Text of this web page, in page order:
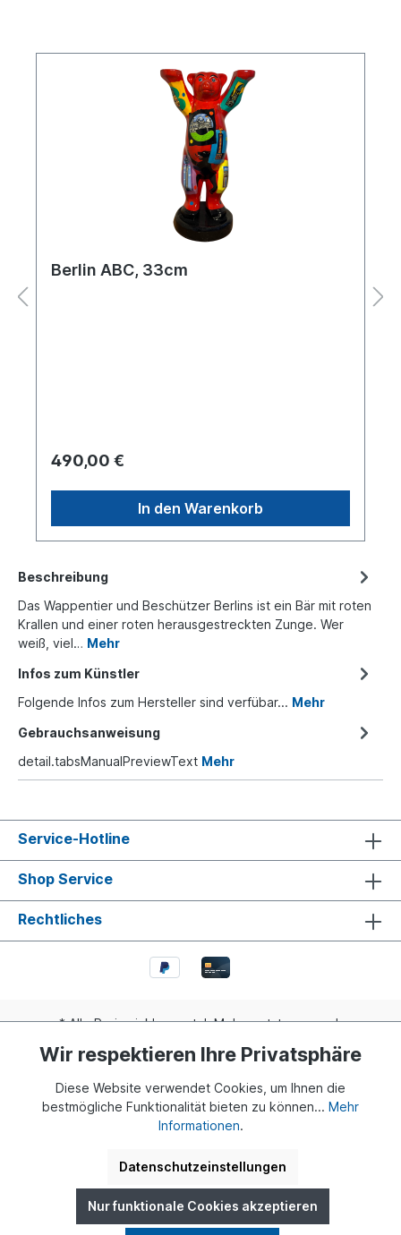
Berlin ABC, 33cm
490,00 €
In den Warenkorb
Beschreibung
Das Wappentier und Beschützer Berlins ist ein Bär mit roten
Krallen und einer roten herausgestreckten Zunge. Wer
weiß, viel… Mehr
Infos zum Künstler
Folgende Infos zum Hersteller sind verfübar... Mehr
Gebrauchsanweisung
detail.tabsManualPreviewText Mehr
Service-Hotline
Shop Service
Rechtliches
* Alle Preise inkl. gesetzl. Mehrwertsteuer zzgl.
anders angegeben.
Realisiert mit Shopware
© 2024 Buddy Bär Berlin GmbH | Eine Initiative von Dr. Klaus
Wir respektieren Ihre Privatsphäre
Diese Website verwendet Cookies, um Ihnen die
bestmögliche Funktionalität bieten zu können... Mehr
Informationen.
Datenschutzeinstellungen
Nur funktionale Cookies akzeptieren